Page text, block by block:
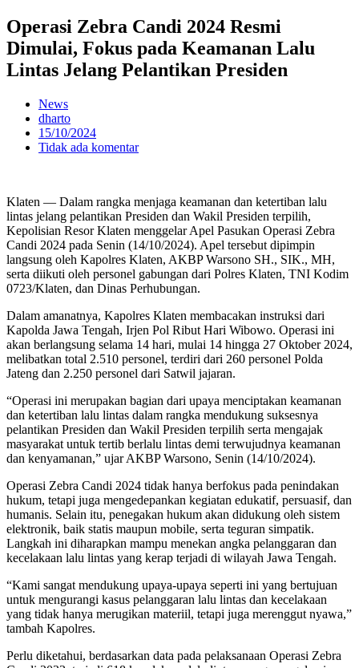
Operasi Zebra Candi 2024 Resmi
Dimulai, Fokus pada Keamanan Lalu
Lintas Jelang Pelantikan Presiden
News
dharto
15/10/2024
Tidak ada komentar
Klaten — Dalam rangka menjaga keamanan dan ketertiban lalu
lintas jelang pelantikan Presiden dan Wakil Presiden terpilih,
Kepolisian Resor Klaten menggelar Apel Pasukan Operasi Zebra
Candi 2024 pada Senin (14/10/2024). Apel tersebut dipimpin
langsung oleh Kapolres Klaten, AKBP Warsono SH., SIK., MH,
serta diikuti oleh personel gabungan dari Polres Klaten, TNI Kodim
0723/Klaten, dan Dinas Perhubungan.
Dalam amanatnya, Kapolres Klaten membacakan instruksi dari
Kapolda Jawa Tengah, Irjen Pol Ribut Hari Wibowo. Operasi ini
akan berlangsung selama 14 hari, mulai 14 hingga 27 Oktober 2024,
melibatkan total 2.510 personel, terdiri dari 260 personel Polda
Jateng dan 2.250 personel dari Satwil jajaran.
“Operasi ini merupakan bagian dari upaya menciptakan keamanan
dan ketertiban lalu lintas dalam rangka mendukung suksesnya
pelantikan Presiden dan Wakil Presiden terpilih serta mengajak
masyarakat untuk tertib berlalu lintas demi terwujudnya keamanan
dan kenyamanan,” ujar AKBP Warsono, Senin (14/10/2024).
Operasi Zebra Candi 2024 tidak hanya berfokus pada penindakan
hukum, tetapi juga mengedepankan kegiatan edukatif, persuasif, dan
humanis. Selain itu, penegakan hukum akan didukung oleh sistem
elektronik, baik statis maupun mobile, serta teguran simpatik.
Langkah ini diharapkan mampu menekan angka pelanggaran dan
kecelakaan lalu lintas yang kerap terjadi di wilayah Jawa Tengah.
“Kami sangat mendukung upaya-upaya seperti ini yang bertujuan
untuk mengurangi kasus pelanggaran lalu lintas dan kecelakaan
yang tidak hanya merugikan materiil, tetapi juga merenggut nyawa,”
tambah Kapolres.
Perlu diketahui, berdasarkan data pada pelaksanaan Operasi Zebra